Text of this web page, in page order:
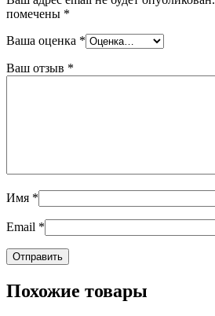
помечены *
Ваша оценка *
Ваш отзыв *
Имя *
Email *
Похожие товары